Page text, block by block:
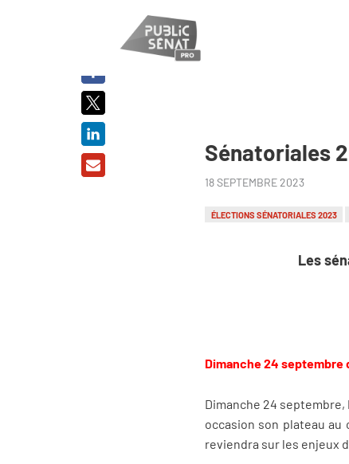
Sénatoriales
18 SEPTEMBRE 2023
ÉLECTIONS SÉNATORIALES 2023
Les
Dimanche 24 septembre
Dimanche 24
occasion son plateau au
reviendra sur les enjeux